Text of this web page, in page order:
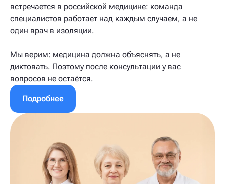
встречается в российской медицине: команда
специалистов работает над каждым случаем, а не
один врач в изоляции.
Мы верим: медицина должна объяснять, а не
диктовать. Поэтому после консультации у вас
вопросов не остаётся.
Подробнее